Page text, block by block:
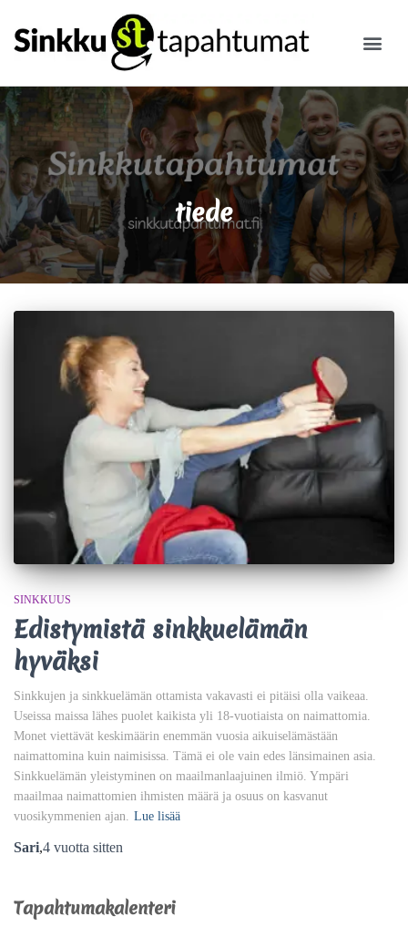
tiede
SINKKUUS
Edistymistä sinkkuelämän
hyväksi
Sinkkujen ja sinkkuelämän ottamista vakavasti ei pitäisi olla vaikeaa.
Useissa maissa lähes puolet kaikista yli 18-vuotiaista on naimattomia.
Monet viettävät keskimäärin enemmän vuosia aikuiselämästään
naimattomina kuin naimisissa. Tämä ei ole vain edes länsimainen asia.
Sinkkuelämän yleistyminen on maailmanlaajuinen ilmiö. Ympäri
maailmaa naimattomien ihmisten määrä ja osuus on kasvanut
vuosikymmenien ajan. Lue lisää
Sari,4 vuotta sitten
Tapahtumakalenteri